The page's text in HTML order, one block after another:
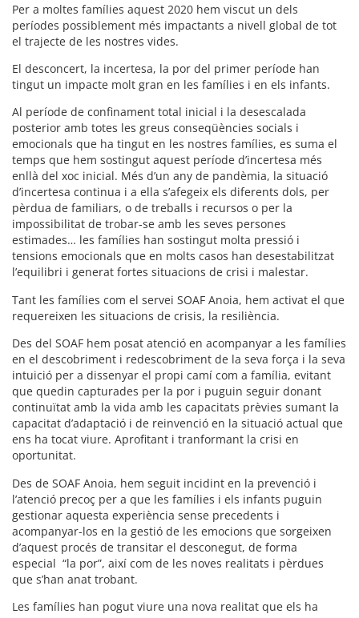
Per a moltes famílies aquest 2020 hem viscut un dels
períodes possiblement més impactants a nivell global de tot
el trajecte de les nostres vides.
El desconcert, la incertesa, la por del primer període han
tingut un impacte molt gran en les famílies i en els infants.
Al període de confinament total inicial i la desescalada
posterior amb totes les greus conseqüències socials i
emocionals que ha tingut en les nostres famílies, es suma el
temps que hem sostingut aquest període d’incertesa més
enllà del xoc inicial. Més d’un any de pandèmia, la situació
d’incertesa continua i a ella s’afegeix els diferents dols, per
pèrdua de familiars, o de treballs i recursos o per la
impossibilitat de trobar-se amb les seves persones
estimades… les famílies han sostingut molta pressió i
tensions emocionals que en molts casos han desestabilitzat
l’equilibri i generat fortes situacions de crisi i malestar.
Tant les famílies com el servei SOAF Anoia, hem activat el que
requereixen les situacions de crisis, la resiliència.
Des del SOAF hem posat atenció en acompanyar a les famílies
en el descobriment i redescobriment de la seva força i la seva
intuició per a dissenyar el propi camí com a família, evitant
que quedin capturades per la por i puguin seguir donant
continuïtat amb la vida amb les capacitats prèvies sumant la
capacitat d’adaptació i de reinvenció en la situació actual que
ens ha tocat viure. Aprofitant i tranformant la crisi en
oportunitat.
Des de SOAF Anoia, hem seguit incidint en la prevenció i
l’atenció precoç per a que les famílies i els infants puguin
gestionar aquesta experiència sense precedents i
acompanyar-los en la gestió de les emocions que sorgeixen
d’aquest procés de transitar el desconegut, de forma
especial “la por”, així com de les noves realitats i pèrdues
que s’han anat trobant.
Les famílies han pogut viure una nova realitat que els ha